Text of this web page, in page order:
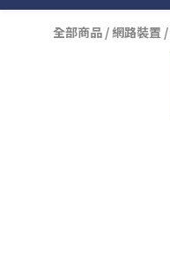
全部商品 /網路裝置 /